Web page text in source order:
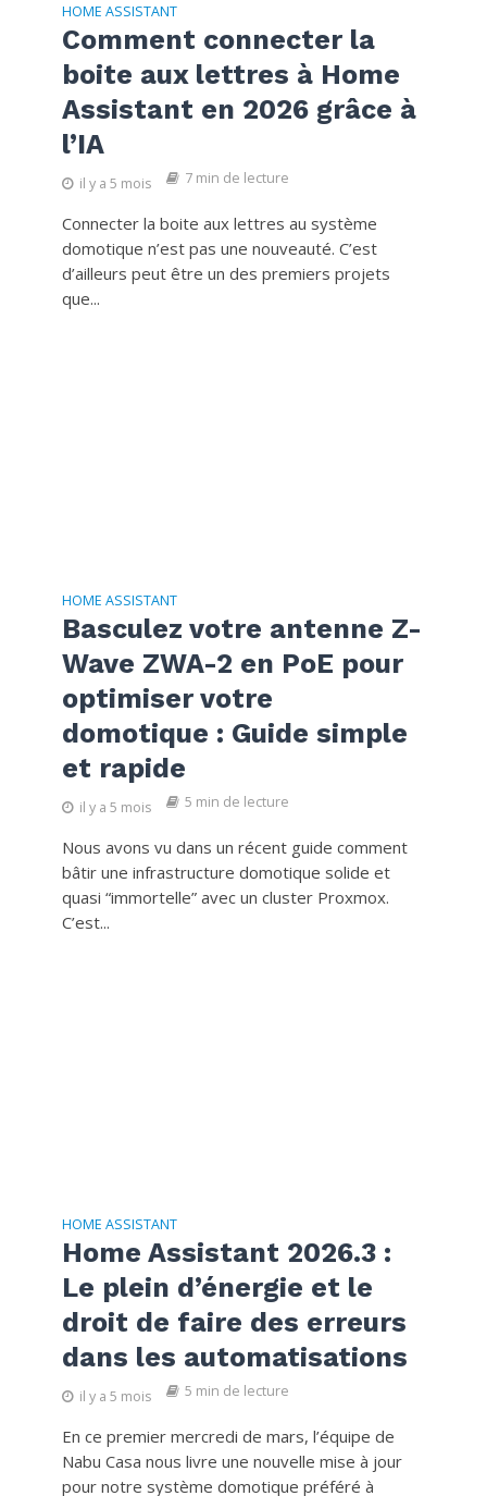
HOME ASSISTANT
Comment connecter la
boite aux lettres à Home
Assistant en 2026 grâce à
l’IA
il y a 5 mois 7 min de lecture
Connecter la boite aux lettres au système
domotique n’est pas une nouveauté. C’est
d’ailleurs peut être un des premiers projets
que...
HOME ASSISTANT
Basculez votre antenne Z-
Wave ZWA-2 en PoE pour
optimiser votre
domotique : Guide simple
et rapide
il y a 5 mois 5 min de lecture
Nous avons vu dans un récent guide comment
bâtir une infrastructure domotique solide et
quasi “immortelle” avec un cluster Proxmox.
C’est...
HOME ASSISTANT
Home Assistant 2026.3 :
Le plein d’énergie et le
droit de faire des erreurs
dans les automatisations
il y a 5 mois 5 min de lecture
En ce premier mercredi de mars, l’équipe de
Nabu Casa nous livre une nouvelle mise à jour
pour notre système domotique préféré à